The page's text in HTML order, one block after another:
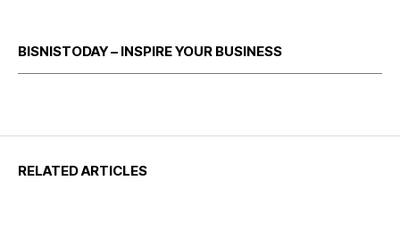
BISNISTODAY – INSPIRE YOUR BUSINESS
RELATED ARTICLES